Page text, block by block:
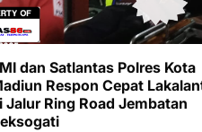
dan Satlantas Polres Kota
Respon Cepat
Jalur Ring Road Jembatan